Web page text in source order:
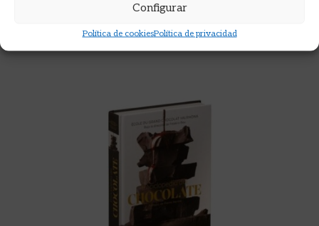
Configurar
Política de cookiesPolítica de privacidad